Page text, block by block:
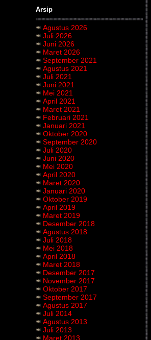
Arsip
Agustus 2026
Juli 2026
Juni 2026
Maret 2026
September 2021
Agustus 2021
Juli 2021
Juni 2021
Mei 2021
April 2021
Maret 2021
Februari 2021
Januari 2021
Oktober 2020
September 2020
Juli 2020
Juni 2020
Mei 2020
April 2020
Maret 2020
Januari 2020
Oktober 2019
April 2019
Maret 2019
Desember 2018
Agustus 2018
Juli 2018
Mei 2018
April 2018
Maret 2018
Desember 2017
November 2017
Oktober 2017
September 2017
Agustus 2017
Juli 2014
Agustus 2013
Juli 2013
Maret 2013